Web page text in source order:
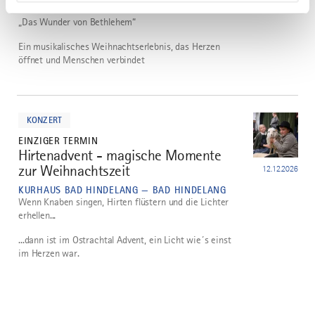
„Das Wunder von Bethlehem“
Ein musikalisches Weihnachtserlebnis, das Herzen
öffnet und Menschen verbindet
KONZERT
EINZIGER TERMIN
3
Hirtenadvent - magische Momente
zur Weihnachtszeit
KURHAUS BAD HINDELANG — BAD HINDELANG
12.12.2026
Wenn Knaben singen, Hirten flüstern und die Lichter
erhellen...
...dann ist im Ostrachtal Advent, ein Licht wie´s einst
im Herzen war.